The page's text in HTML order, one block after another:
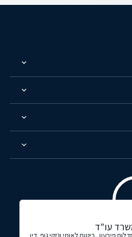
עו"ד
פירעון , ביטוח לאומי ונזקי גוף, דין